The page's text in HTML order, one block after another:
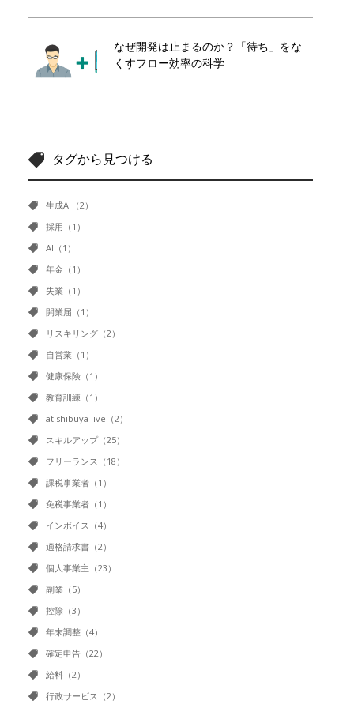
なぜ開発は止まるのか？「待ち」をな
くすフロー効率の科学
タグから見つける
生成AI（2）
採用（1）
AI（1）
年金（1）
失業（1）
開業届（1）
リスキリング（2）
自営業（1）
健康保険（1）
教育訓練（1）
at shibuya live（2）
スキルアップ（25）
フリーランス（18）
課税事業者（1）
免税事業者（1）
インボイス（4）
適格請求書（2）
個人事業主（23）
副業（5）
控除（3）
年末調整（4）
確定申告（22）
給料（2）
行政サービス（2）